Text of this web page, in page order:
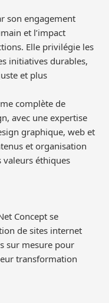
son engagement
et l’impact
Elle privilégie les
initiatives durables,
et plus
complète de
avec une expertise
graphique, web et
et organisation
valeurs éthiques
Concept se
de sites internet
sur mesure pour
transformation